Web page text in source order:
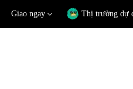
Giao ngay Thị trường dự